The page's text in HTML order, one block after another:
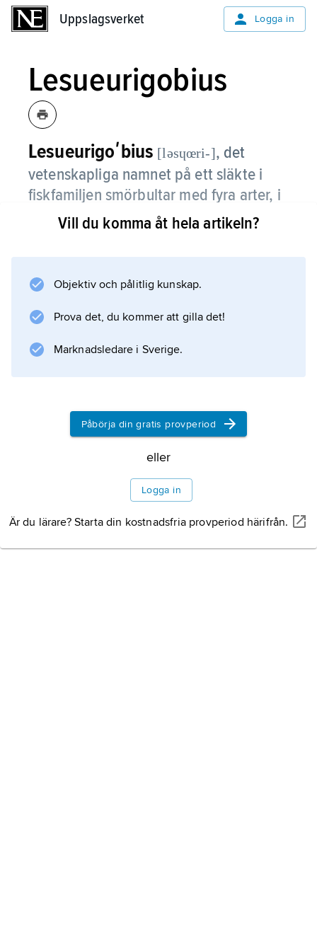
Uppslagsverket Logga in
Lesueurigobius
Lesueurigoʹbius [ləsɥœri-], det
vetenskapliga namnet på ett släkte i
fiskfamiljen smörbultar med fyra arter, i
svenska vattenspetsstjärtad smörbult
Vill du komma åt hela artikeln?
Objektiv och pålitlig kunskap.
Prova det, du kommer att gilla det!
Marknadsledare i Sverige.
Påbörja din gratis provperiod
eller
Logga in
Är du lärare? Starta din kostnadsfria provperiod härifrån.